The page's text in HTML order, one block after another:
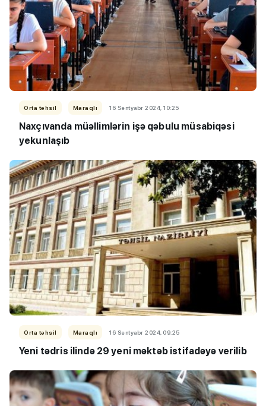
Orta təhsil Maraqlı 16 Sentyabr 2024, 10:25
Naxçıvanda müəllimlərin işə qəbulu müsabiqəsi
yekunlaşıb
Orta təhsil Maraqlı 16 Sentyabr 2024, 09:25
Yeni tədris ilində 29 yeni məktəb istifadəyə verilib